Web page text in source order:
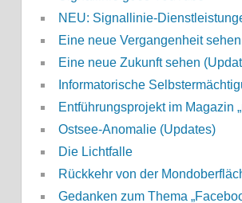
NEU: Signallinie-
Eine neue Vergangenheit sehen
Eine neue Zukunft sehen
Informatorische
Entführungsprojekt im Magazin
Ostsee-Anomalie (Updates)
Die Lichtfalle
Rückkehr von der
Gedanken zum Thema